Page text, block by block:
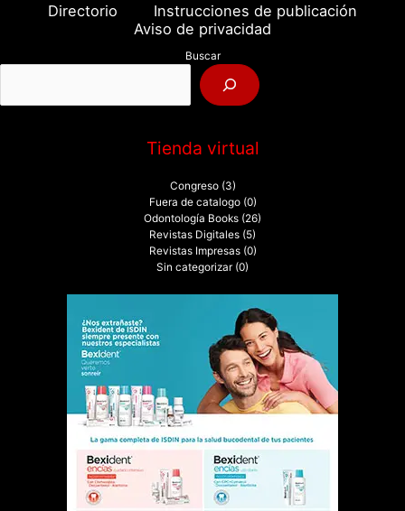
o
:
Directorio
Instrucciones de publicación
Aviso de privacidad
Buscar
Tienda virtual
Congreso (3)
Fuera de catalogo (0)
Odontología Books (26)
Revistas Digitales (5)
Revistas Impresas (0)
Sin categorizar (0)